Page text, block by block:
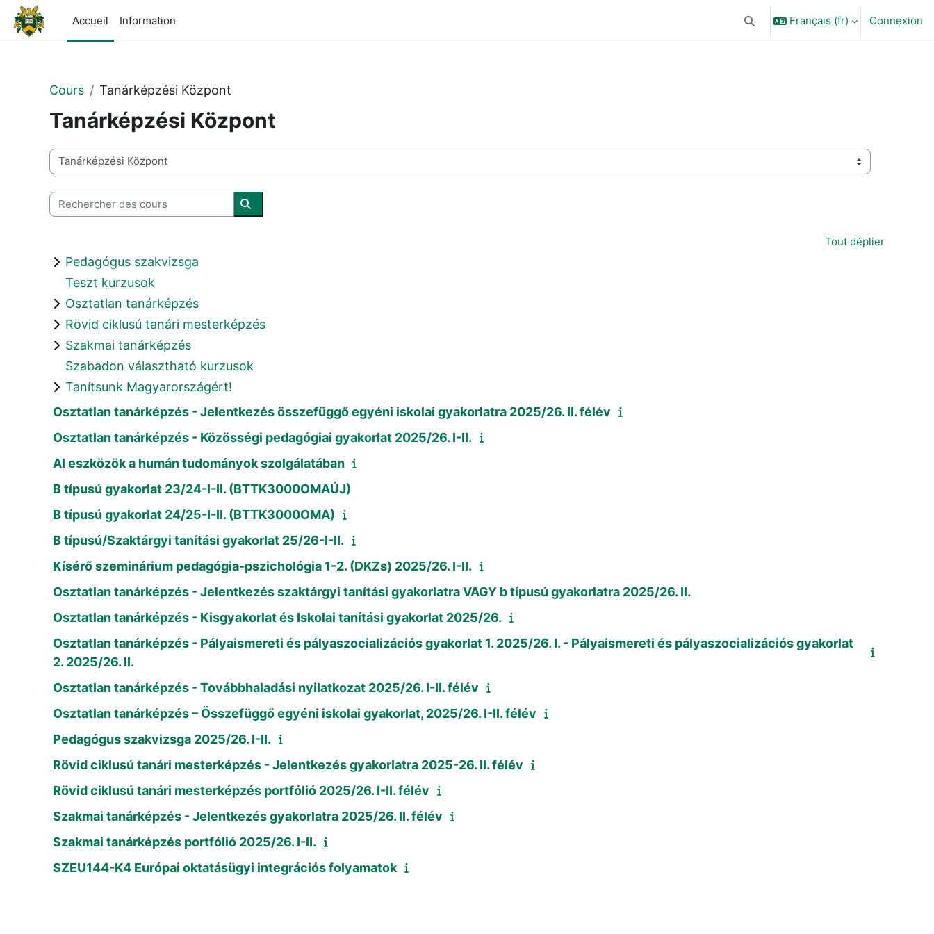
Passer au contenu principal
Accueil
Information Activer/désactiver la saisie de
Français ‎(fr)‎ Connexion
Cours Tanárképzési Központ
Tanárképzési Központ
Catégories de cours
Rechercher des cours
Rechercher des cours
Tout déplier
Pedagógus szakvizsga
Teszt kurzusok
Osztatlan tanárképzés
Rövid ciklusú tanári mesterképzés
Szakmai tanárképzés
Szabadon választható kurzusok
Tanítsunk Magyarországért!
Osztatlan tanárképzés - Jelentkezés összefüggő egyéni iskolai gyakorlatra 2025/26. II. félév
Osztatlan tanárképzés - Közösségi pedagógiai gyakorlat 2025/26. I-II.
AI eszközök a humán tudományok szolgálatában
B típusú gyakorlat 23/24-I-II. (BTTK3000OMAÚJ)
B típusú gyakorlat 24/25-I-II. (BTTK3000OMA)
B típusú/Szaktárgyi tanítási gyakorlat 25/26-I-II.
Kísérő szeminárium pedagógia-pszichológia 1-2. (DKZs) 2025/26. I-II.
Osztatlan tanárképzés - Jelentkezés szaktárgyi tanítási gyakorlatra VAGY b típusú gyakorlatra 2025/26. II.
Osztatlan tanárképzés - Kisgyakorlat és Iskolai tanítási gyakorlat 2025/26.
Osztatlan tanárképzés - Pályaismereti és pályaszocializációs gyakorlat 1. 2025/26. I. - Pályaismereti és pályaszocializációs gyakorlat
2. 2025/26. II.
Osztatlan tanárképzés - Továbbhaladási nyilatkozat 2025/26. I-II. félév
Osztatlan tanárképzés – Összefüggő egyéni iskolai gyakorlat, 2025/26. I-II. félév
Pedagógus szakvizsga 2025/26. I-II.
Rövid ciklusú tanári mesterképzés - Jelentkezés gyakorlatra 2025-26. II. félév
Rövid ciklusú tanári mesterképzés portfólió 2025/26. I-II. félév
Szakmai tanárképzés - Jelentkezés gyakorlatra 2025/26. II. félév
Szakmai tanárképzés portfólió 2025/26. I-II.
SZEU144-K4 Európai oktatásügyi integrációs folyamatok